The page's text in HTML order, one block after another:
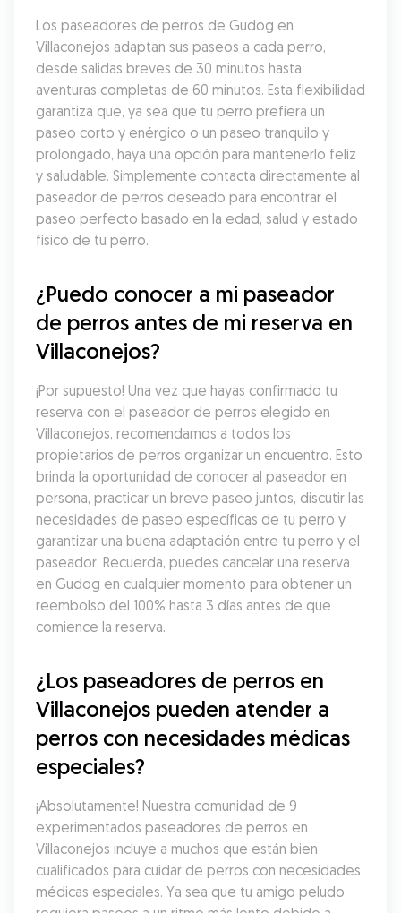
Los paseadores de perros de Gudog en
Villaconejos adaptan sus paseos a cada perro,
desde salidas breves de 30 minutos hasta
aventuras completas de 60 minutos. Esta flexibilidad
garantiza que, ya sea que tu perro prefiera un
paseo corto y enérgico o un paseo tranquilo y
prolongado, haya una opción para mantenerlo feliz
y saludable. Simplemente contacta directamente al
paseador de perros deseado para encontrar el
paseo perfecto basado en la edad, salud y estado
físico de tu perro.
¿Puedo conocer a mi paseador
de perros antes de mi reserva en
Villaconejos?
¡Por supuesto! Una vez que hayas confirmado tu
reserva con el paseador de perros elegido en
Villaconejos, recomendamos a todos los
propietarios de perros organizar un encuentro. Esto
brinda la oportunidad de conocer al paseador en
persona, practicar un breve paseo juntos, discutir las
necesidades de paseo específicas de tu perro y
garantizar una buena adaptación entre tu perro y el
paseador. Recuerda, puedes cancelar una reserva
en Gudog en cualquier momento para obtener un
reembolso del 100% hasta 3 días antes de que
comience la reserva.
¿Los paseadores de perros en
Villaconejos pueden atender a
perros con necesidades médicas
especiales?
¡Absolutamente! Nuestra comunidad de 9
experimentados paseadores de perros en
Villaconejos incluye a muchos que están bien
cualificados para cuidar de perros con necesidades
médicas especiales. Ya sea que tu amigo peludo